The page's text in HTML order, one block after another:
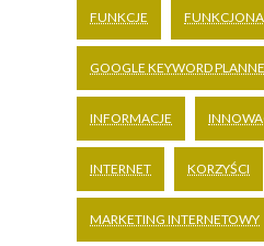
FUNKCJE
GOOGLE KEYWORD
INFORMACJE
INTERNET KORZYŚCI
MARKETING INTERNETOWY